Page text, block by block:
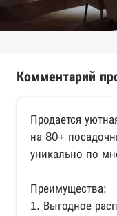
Комментарий
Продается
на 80+
уникально по
Преимущества:
1. Выгодное